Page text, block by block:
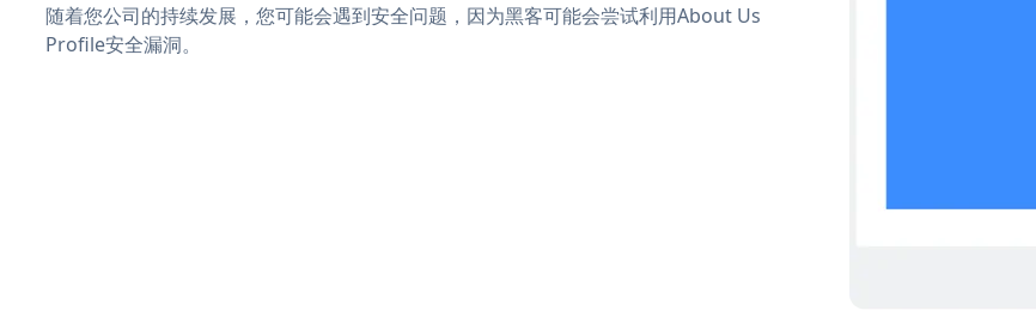
随着您公司的持续发展，您可能会遇到安全问题，因为黑客可能会尝试利用About Us
Profile安全漏洞。